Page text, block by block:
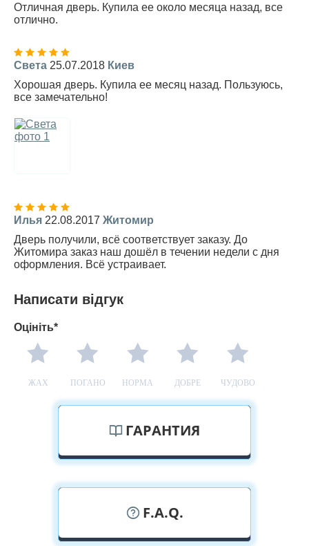
Отличная дверь. Купила ее около месяца назад, все
отлично.
Света 25.07.2018 Киев
Хорошая дверь. Купила ее месяц назад. Пользуюсь,
все замечательно!
Илья 22.08.2017 Житомир
Дверь получили, всё соответствует заказу. До
Житомира заказ наш дошёл в течении недели с дня
оформления. Всё устраивает.
Написати відгук
Оцініть*
ЖАХ ПОГАНО НОРМА ДОБРЕ ЧУДОВО
ГАРАНТИЯ
F.A.Q.